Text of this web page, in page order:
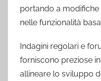
portando a
nelle funzionalità
Indagini regolari e
forniscono preziose
allineare lo sviluppo